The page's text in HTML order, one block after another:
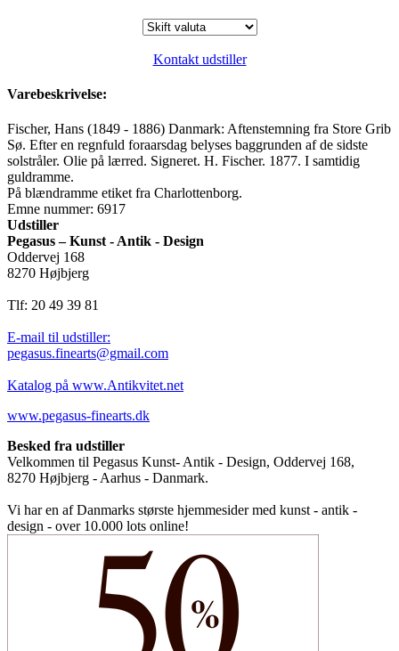
Kontakt udstiller
Varebeskrivelse:
Fischer, Hans (1849 - 1886) Danmark: Aftenstemning fra Store Grib
Sø. Efter en regnfuld foraarsdag belyses baggrunden af de sidste
solstråler. Olie på lærred. Signeret. H. Fischer. 1877. I samtidig
guldramme.
På blændramme etiket fra Charlottenborg.
Emne nummer: 6917
Udstiller
Pegasus – Kunst - Antik - Design
Oddervej 168
8270 Højbjerg
Tlf: 20 49 39 81
E-mail til udstiller:
pegasus.finearts@gmail.com
Katalog på www.Antikvitet.net
www.pegasus-finearts.dk
Besked fra udstiller
Velkommen til Pegasus Kunst- Antik - Design, Oddervej 168,
8270 Højbjerg - Aarhus - Danmark.
Vi har en af Danmarks største hjemmesider med kunst - antik -
design - over 10.000 lots online!